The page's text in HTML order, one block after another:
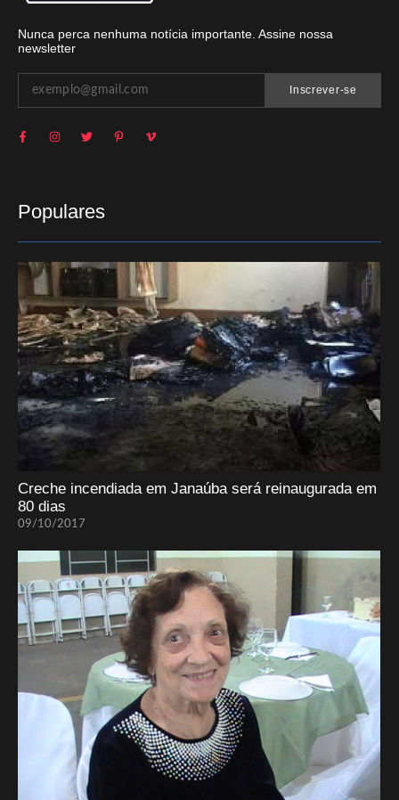
Nunca perca nenhuma notícia importante. Assine nossa
newsletter
Inscrever-se
Populares
Creche incendiada em Janaúba será reinaugurada em
80 dias
09/10/2017